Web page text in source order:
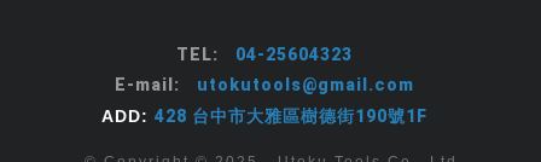
TEL:
04-25604323
E-mail:
utokutools@gmail.com
ADD: 428 台中市大雅區樹德街190號1F